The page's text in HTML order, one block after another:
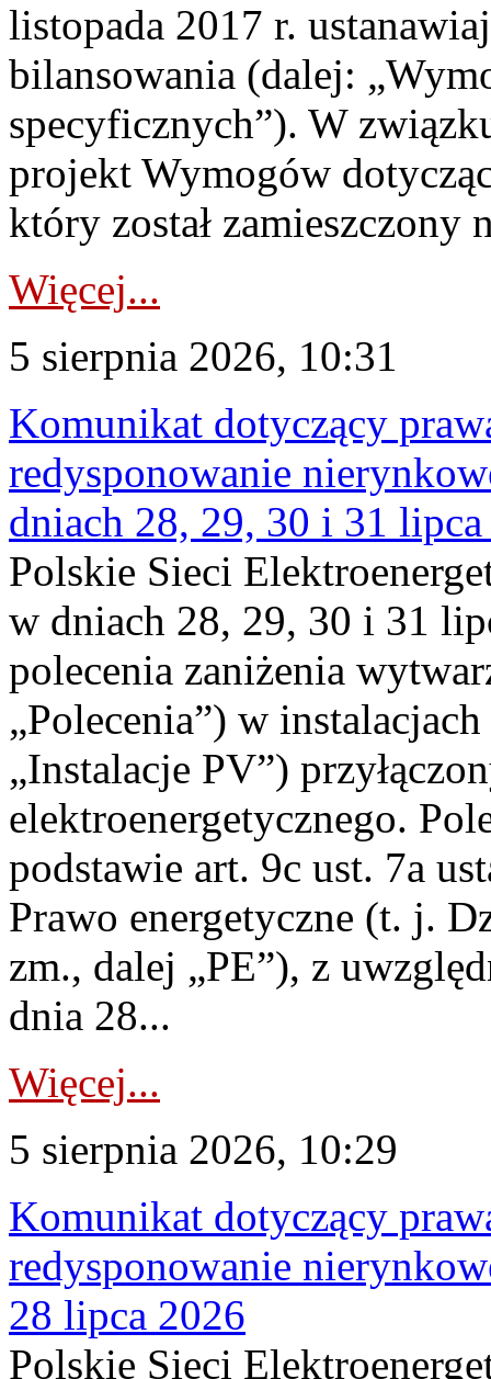
listopada 2017 r.
bilansowania (dalej:
specyficznych”). W
projekt Wymogów
który został zamieszczony
Więcej...
5 sierpnia 2026, 10:31
Komunikat dotyczący
redysponowanie
dniach 28, 29, 30 i 31
Polskie Sieci
w dniach 28, 29, 30 i 31
polecenia zaniżenia
„Polecenia”) w
„Instalacje PV”)
elektroenergetycznego.
podstawie art. 9c ust. 7a
Prawo energetyczne (t. j.
zm., dalej „PE”), z
dnia 28...
Więcej...
5 sierpnia 2026, 10:29
Komunikat dotyczący
redysponowanie
28 lipca 2026
Polskie Sieci